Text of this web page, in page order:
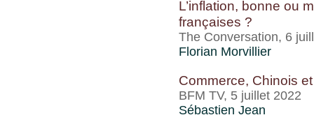
L’inflation, bonne ou
françaises ?
The Conversation, 6
Florian Morvillier
Commerce, Chinois
BFM TV, 5 juillet 2022
Sébastien Jean